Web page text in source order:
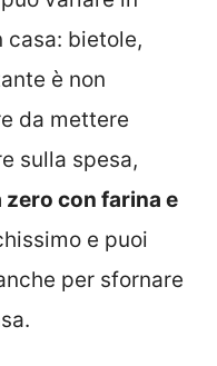
casa: bietole,
è non
da mettere
sulla spesa,
zero con farina e
e puoi
per sfornare